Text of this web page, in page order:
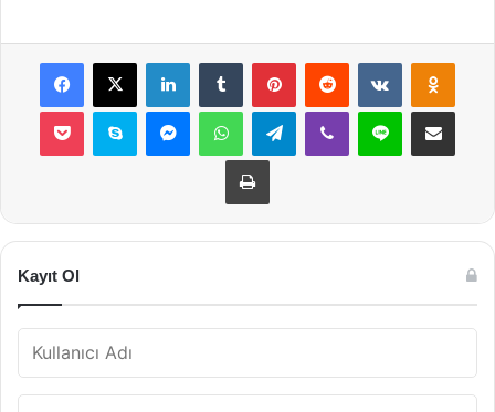
Facebook
X LinkedInTumblr PinterestReddit VKontakte
Pocket Skype MessengerWhatsAppTelegramViber Line E-Posta ile
Yazdır
Kayıt Ol